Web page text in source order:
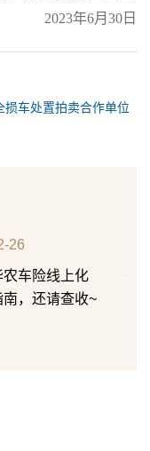
2023年6月 30 日
车处置拍卖合作单位
26
车险线上化
，还请查收~